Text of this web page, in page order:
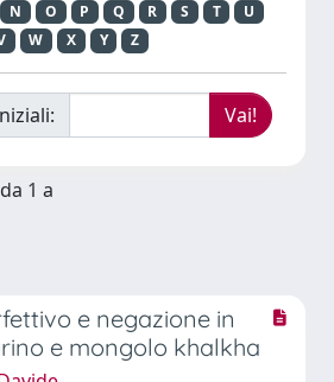
N O P Q R S T
U
W X Y Z
1 a
e negazione in
e mongolo khalkha